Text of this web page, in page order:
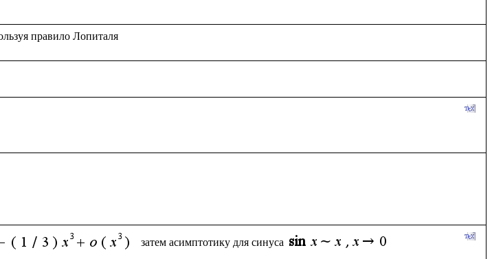
затем асимптотику для синуса